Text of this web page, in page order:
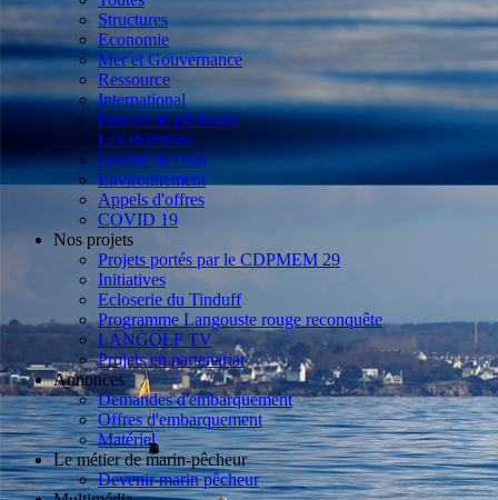
Structures
Economie
Mer et Gouvernance
Ressource
International
Paroles de pêcheurs
Les Hommes
Qualité de l'eau
Environnement
Appels d'offres
COVID 19
Nos projets
Projets portés par le CDPMEM 29
Initiatives
Ecloserie du Tinduff
Programme Langouste rouge reconquête
LANGOLF TV
Projets en partenariat
Annonces
Demandes d'embarquement
Offres d'embarquement
Matériel
Le métier de marin-pêcheur
Devenir marin pêcheur